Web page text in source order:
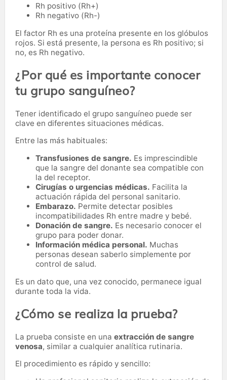
Rh positivo (Rh+)
Rh negativo (Rh-)
El factor Rh es una proteína presente en los glóbulos
rojos. Si está presente, la persona es Rh positivo; si
no, es Rh negativo.
¿Por qué es importante conocer
tu grupo sanguíneo?
Tener identificado el grupo sanguíneo puede ser
clave en diferentes situaciones médicas.
Entre las más habituales:
Transfusiones de sangre. Es imprescindible
que la sangre del donante sea compatible con
la del receptor.
Cirugías o urgencias médicas. Facilita la
actuación rápida del personal sanitario.
Embarazo. Permite detectar posibles
incompatibilidades Rh entre madre y bebé.
Donación de sangre. Es necesario conocer el
grupo para poder donar.
Información médica personal. Muchas
personas desean saberlo simplemente por
control de salud.
Es un dato que, una vez conocido, permanece igual
durante toda la vida.
¿Cómo se realiza la prueba?
La prueba consiste en una extracción de sangre
venosa, similar a cualquier analítica rutinaria.
El procedimiento es rápido y sencillo: